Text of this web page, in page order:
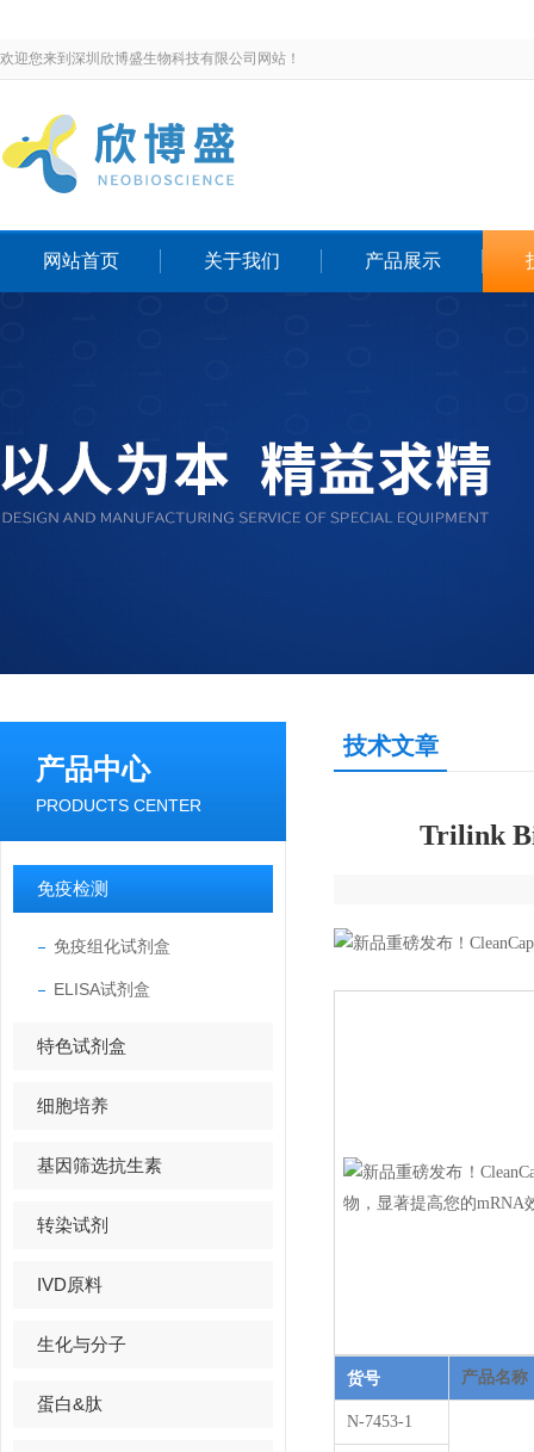
欢迎您来到深圳欣博盛生物科技有限公司网站！
网站首页 关于我们 产品展示
产品中心
PRODUCTS CENTER
免疫检测
免疫组化试剂盒
ELISA试剂盒
特色试剂盒
细胞培养
基因筛选抗生素
转染试剂
IVD原料
生化与分子
蛋白&肽
技术文章
Trilink
货号 产品名称
N-7453-1